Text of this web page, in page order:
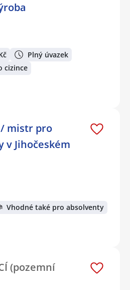
Plný úvazek
cizince
mistr pro
v Jihočeském
Vhodné také pro absolventy
(pozemní